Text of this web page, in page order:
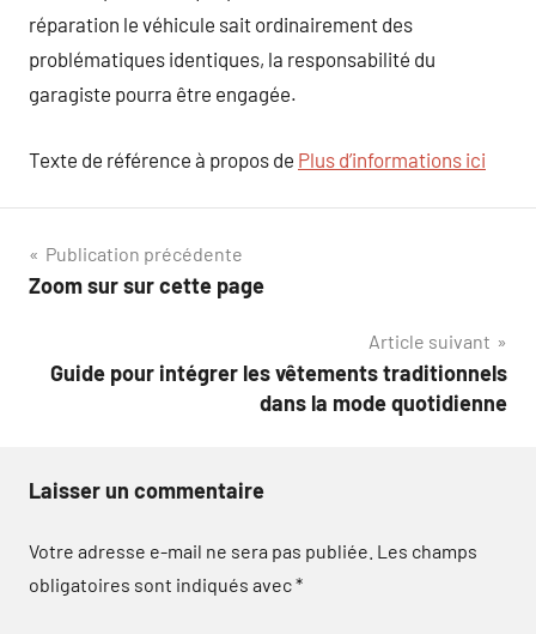
réparation le véhicule sait ordinairement des
problématiques identiques, la responsabilité du
garagiste pourra être engagée.
Texte de référence à propos de Plus d’informations ici
Navigation
de
Publication précédente
Zoom sur sur cette page
Article suivant
Guide pour intégrer les vêtements traditionnels
dans la mode quotidienne
Laisser un commentaire
Votre adresse e-mail ne sera pas publiée. Les champs
obligatoires sont indiqués avec*